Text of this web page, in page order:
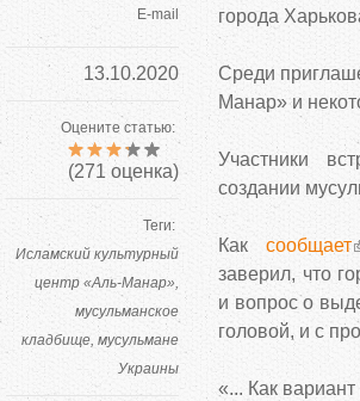
E-mail
13.10.2020
Оцените статью:
(271 оценка)
Теги:
Исламский культурный
центр «Аль-Манар»
мусульманское
кладбище мусульмане
Украины
города
Среди
Манар» и
Участники
создании
Как сообщает
заверил, что
и вопрос о
головой, и с
«... Как